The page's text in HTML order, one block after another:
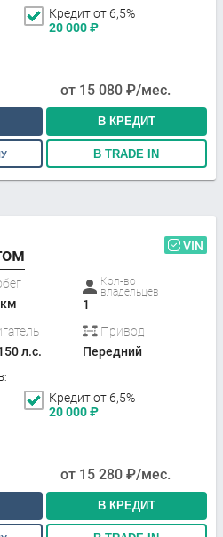
Кредит от 6,5%
20 000₽
от 15 080 ₽/мес.
В КРЕДИТ
В TRADE IN
VIN
Кол-во
владельцев
1
л.с.
Привод
Передний
Кредит от 6,5%
20 000₽
от 15 280 ₽/мес.
В КРЕДИТ